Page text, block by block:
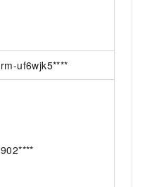
rm-uf6wjk5****
902****